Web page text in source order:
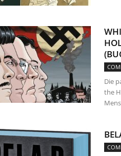
Die
the